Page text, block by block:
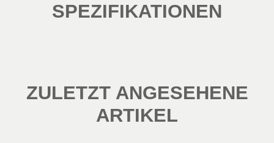
SPEZIFIKATIONEN
ZULETZT ANGESEHENE
ARTIKEL